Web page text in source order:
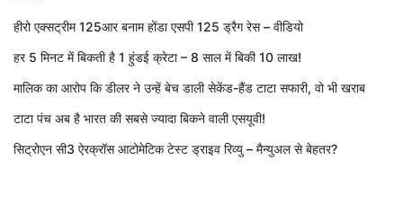
हीरो एक्सट्रीम 125आर बनाम होंडा एसपी 125 ड्रैग रेस – वीडियो
हर 5 मिनट में बिकती है 1 हुंडई क्रेटा – 8 साल में बिकी 10 लाख!
मालिक का आरोप कि डीलर ने उन्हें बेच डाली सेकेंड-हैंड टाटा सफारी, वो भी खराब
टाटा पंच अब है भारत की सबसे ज्यादा बिकने वाली एसयूवी!
सिट्रोएन सी3 ऐरक्रॉस आटोमेटिक टेस्ट ड्राइव रिव्यु – मैन्युअल से बेहतर?